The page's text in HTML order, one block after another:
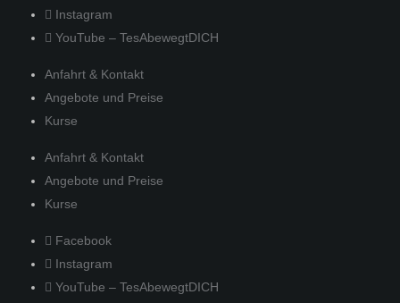
Instagram
YouTube – TesAbewegtDICH
Anfahrt & Kontakt
Angebote und Preise
Kurse
Anfahrt & Kontakt
Angebote und Preise
Kurse
Facebook
Instagram
YouTube – TesAbewegtDICH